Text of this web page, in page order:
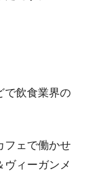
飲食業界の
フェで働かせ
ヴィーガンメ